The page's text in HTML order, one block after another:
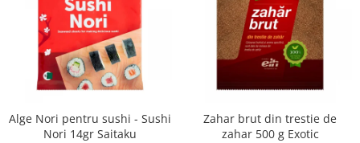
Alge Nori pentru sushi - Sushi
Nori 14gr Saitaku
Zahar brut din trestie de
zahar 500 g Exotic